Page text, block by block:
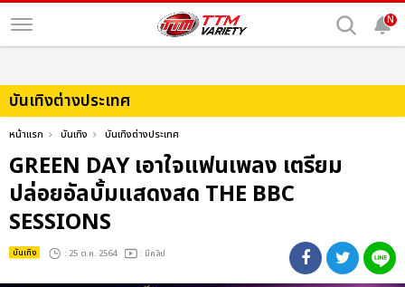
N
บันเทิงต่างประเทศ
หน้าแรก บันเทิง บันเทิงต่างประเทศ
GREEN DAY เอาใจแฟนเพลง เตรียม
ปล่อยอัลบั้มแสดงสด THE BBC
SESSIONS
บันเทิง : 25 ต.ค. 2564 : มีคลิป